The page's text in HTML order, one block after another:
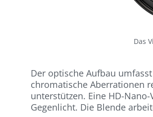
Das
Der optische Aufbau
chromatische Aberrationen
unterstützen. Eine HD-
Gegenlicht. Die Blende